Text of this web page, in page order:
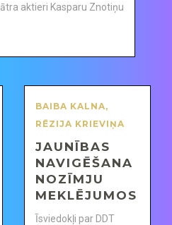
aktieri Kasparu Znotiņu
BAIBA KALNA,
RĒZIJA KRIEVIŅA
JAUNĪBAS
NAVIGĒŠANA
NOZĪMJU
MEKLĒJUMOS
Īsviedokļi par DDT